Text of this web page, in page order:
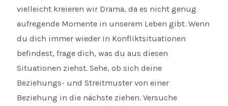
vielleicht kreieren wir Drama, da es nicht genug
aufregende Momente in unserem Leben gibt. Wenn
du dich immer wieder in Konfliktsituationen
befindest, frage dich, was du aus diesen
Situationen ziehst. Sehe, ob sich deine
Beziehungs- und Streitmuster von einer
Beziehung in die nächste ziehen. Versuche